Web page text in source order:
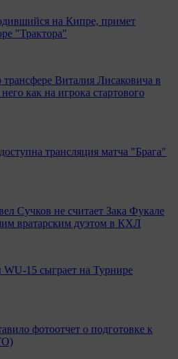
на Кипре, примет
"Трактора"
Виталия Лисаковича в
как на игрока стартового
трансляция матча "Брага"
Сучков не считает Зака Фукале
вратарским дуэтом в КХЛ
WU-15 сыграет на Турнире
фотоотчет о подготовке к